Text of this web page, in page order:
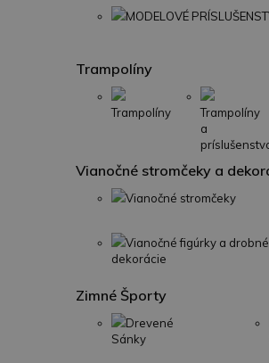
MODELOVÉ
Trampolíny
Trampolíny
Trampolíny
a
Vianočné stromčeky a
Vianočné stromčeky
Vianočné figúrky a drobné
dekorácie
Zimné Športy
Drevené
Sánky